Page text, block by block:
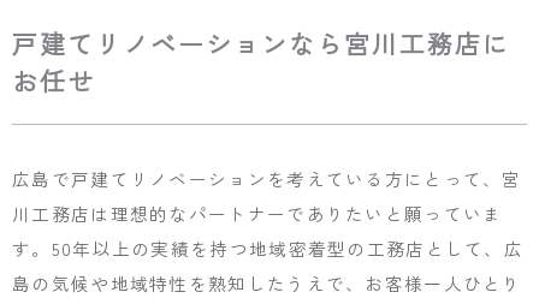
戸建てリノベーションなら宮川工務店に
お任せ
広島で戸建てリノベーションを考えている方にとって、宮
川工務店は理想的なパートナーでありたいと願っていま
す。50年以上の実績を持つ地域密着型の工務店として、広
島の気候や地域特性を熟知したうえで、お客様一人ひとり